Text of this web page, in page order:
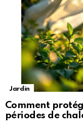
Jardin
Comment
périodes de